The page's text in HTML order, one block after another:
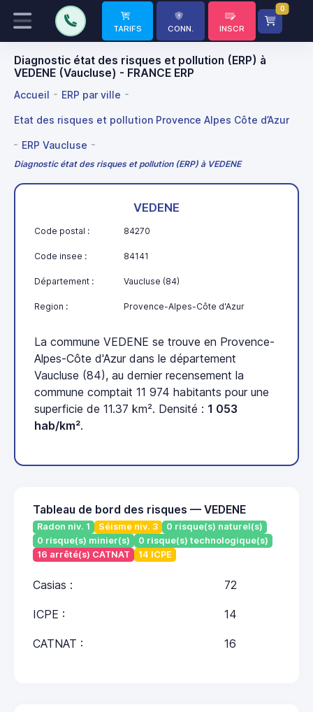
TARIFS CONN. INSCR
0
Diagnostic état des risques et pollution (ERP) à
VEDENE (Vaucluse) - FRANCE ERP
Accueil ERP par ville
Etat des risques et pollution Provence Alpes Côte d’Azur
ERP Vaucluse
Diagnostic état des risques et pollution (ERP) à VEDENE
VEDENE
Code postal : 84270
Code insee : 84141
Département : Vaucluse (84)
Region : Provence-Alpes-Côte d'Azur
La commune VEDENE se trouve en Provence-
Alpes-Côte d'Azur dans le département
Vaucluse (84), au dernier recensement la
commune comptait 11 974 habitants pour une
superficie de 11.37 km². Densité : 1 053
hab/km².
Tableau de bord des risques — VEDENE
Radon niv. 1 Séisme niv. 3
0 risque(s) naturel(s)
0 risque(s) minier(s)
0 risque(s) technologique(s)
16 arrêté(s) CATNAT
14 ICPE
Casias : 72
ICPE : 14
CATNAT : 16